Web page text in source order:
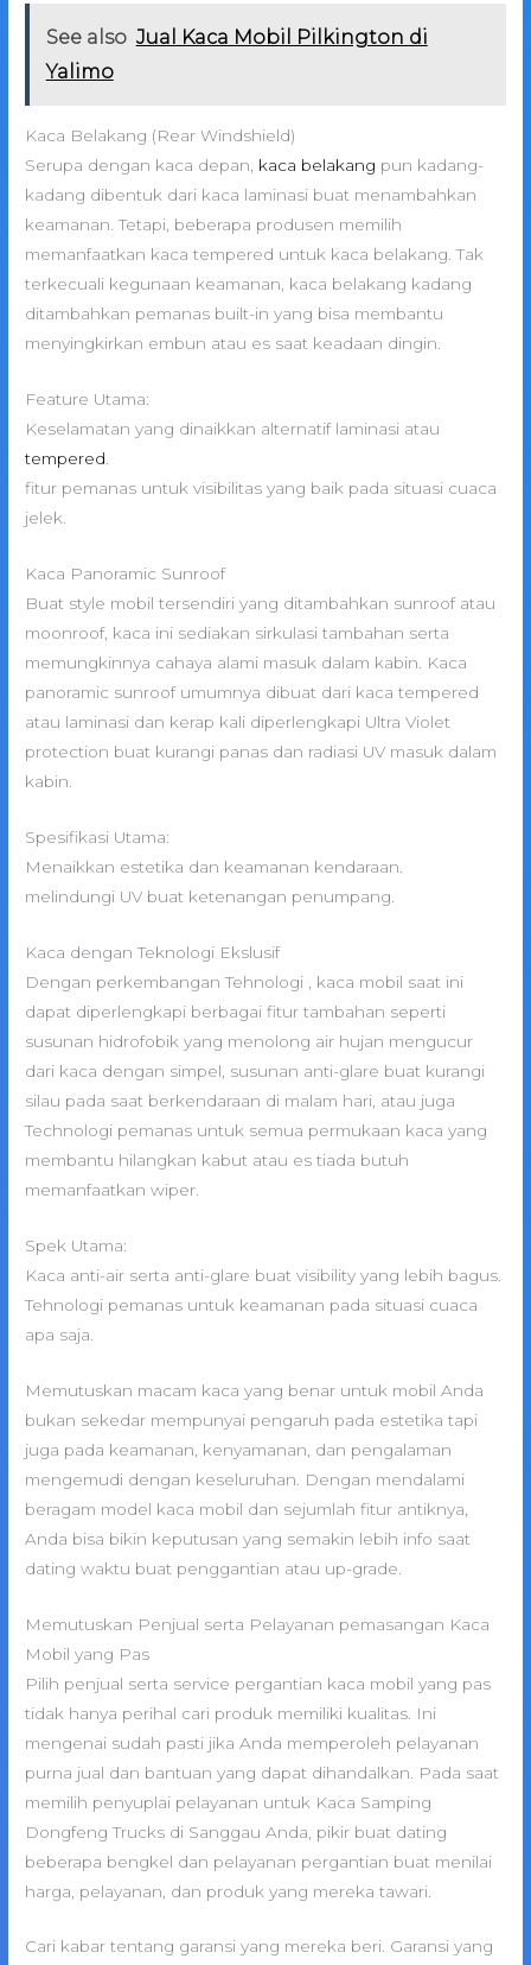
See also Jual Kaca Mobil Pilkington di
Yalimo
Kaca Belakang (Rear Windshield)
Serupa dengan kaca depan, kaca belakang pun kadang-
kadang dibentuk dari kaca laminasi buat menambahkan
keamanan. Tetapi, beberapa produsen memilih
memanfaatkan kaca tempered untuk kaca belakang. Tak
terkecuali kegunaan keamanan, kaca belakang kadang
ditambahkan pemanas built-in yang bisa membantu
menyingkirkan embun atau es saat keadaan dingin.
Feature Utama:
Keselamatan yang dinaikkan alternatif laminasi atau
tempered.
fitur pemanas untuk visibilitas yang baik pada situasi cuaca
jelek.
Kaca Panoramic Sunroof
Buat style mobil tersendiri yang ditambahkan sunroof atau
moonroof, kaca ini sediakan sirkulasi tambahan serta
memungkinnya cahaya alami masuk dalam kabin. Kaca
panoramic sunroof umumnya dibuat dari kaca tempered
atau laminasi dan kerap kali diperlengkapi Ultra Violet
protection buat kurangi panas dan radiasi UV masuk dalam
kabin.
Spesifikasi Utama:
Menaikkan estetika dan keamanan kendaraan.
melindungi UV buat ketenangan penumpang.
Kaca dengan Teknologi Ekslusif
Dengan perkembangan Tehnologi , kaca mobil saat ini
dapat diperlengkapi berbagai fitur tambahan seperti
susunan hidrofobik yang menolong air hujan mengucur
dari kaca dengan simpel, susunan anti-glare buat kurangi
silau pada saat berkendaraan di malam hari, atau juga
Technologi pemanas untuk semua permukaan kaca yang
membantu hilangkan kabut atau es tiada butuh
memanfaatkan wiper.
Spek Utama:
Kaca anti-air serta anti-glare buat visibility yang lebih bagus.
Tehnologi pemanas untuk keamanan pada situasi cuaca
apa saja.
Memutuskan macam kaca yang benar untuk mobil Anda
bukan sekedar mempunyai pengaruh pada estetika tapi
juga pada keamanan, kenyamanan, dan pengalaman
mengemudi dengan keseluruhan. Dengan mendalami
beragam model kaca mobil dan sejumlah fitur antiknya,
Anda bisa bikin keputusan yang semakin lebih info saat
dating waktu buat penggantian atau up-grade.
Memutuskan Penjual serta Pelayanan pemasangan Kaca
Mobil yang Pas
Pilih penjual serta service pergantian kaca mobil yang pas
tidak hanya perihal cari produk memiliki kualitas. Ini
mengenai sudah pasti jika Anda memperoleh pelayanan
purna jual dan bantuan yang dapat dihandalkan. Pada saat
memilih penyuplai pelayanan untuk Kaca Samping
Dongfeng Trucks di Sanggau Anda, pikir buat dating
beberapa bengkel dan pelayanan pergantian buat menilai
harga, pelayanan, dan produk yang mereka tawari.
Cari kabar tentang garansi yang mereka beri. Garansi yang